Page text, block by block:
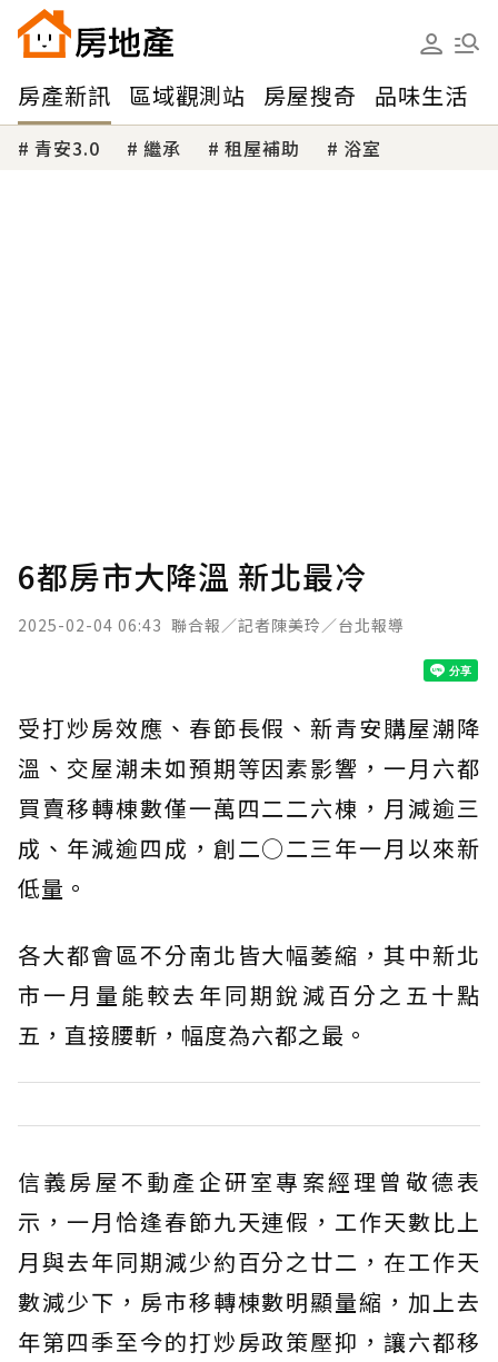
房產新訊 區域觀測站 房屋搜奇 品味生活
青安3.0 繼承 租屋補助 浴室
6都房市大降溫 新北最冷
2025-02-04 06:43 聯合報／記者陳美玲／台北報導
受打炒房效應、春節長假、新青安購屋潮降
溫、交屋潮未如預期等因素影響，一月六都
買賣移轉棟數僅一萬四二二六棟，月減逾三
成、年減逾四成，創二○二三年一月以來新
低量。
各大都會區不分南北皆大幅萎縮，其中新北
市一月量能較去年同期銳減百分之五十點
五，直接腰斬，幅度為六都之最。
信義房屋不動產企研室專案經理曾敬德表
示，一月恰逢春節九天連假，工作天數比上
月與去年同期減少約百分之廿二，在工作天
數減少下，房市移轉棟數明顯量縮，加上去
年第四季至今的打炒房政策壓抑，讓六都移